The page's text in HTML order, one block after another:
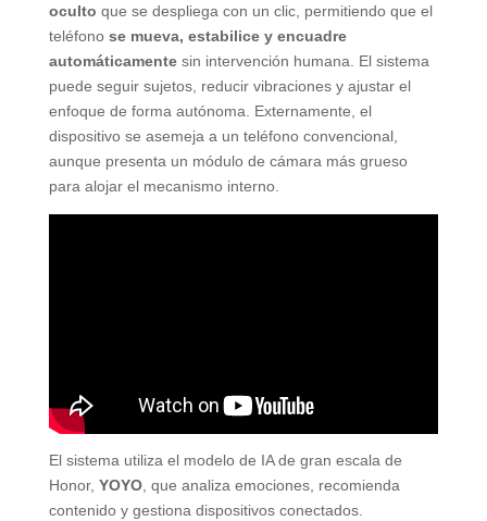
oculto que se despliega con un clic, permitiendo que el
teléfono se mueva, estabilice y encuadre
automáticamentesin intervención humana. El sistema
puede seguir sujetos, reducir vibraciones y ajustar el
enfoque de forma autónoma. Externamente, el
dispositivo se asemeja a un teléfono convencional,
aunque presenta un módulo de cámara más grueso
para alojar el mecanismo interno.
El sistema utiliza el modelo de IA de gran escala de
Honor, YOYO, que analiza emociones, recomienda
contenido y gestiona dispositivos conectados.